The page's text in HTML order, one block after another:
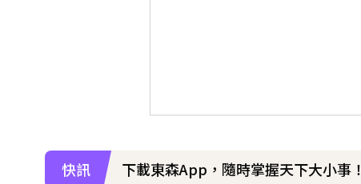
快訊
下載東森App，隨時掌握天下大小事！